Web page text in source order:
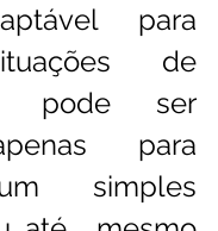
para
de
pode ser
para
simples